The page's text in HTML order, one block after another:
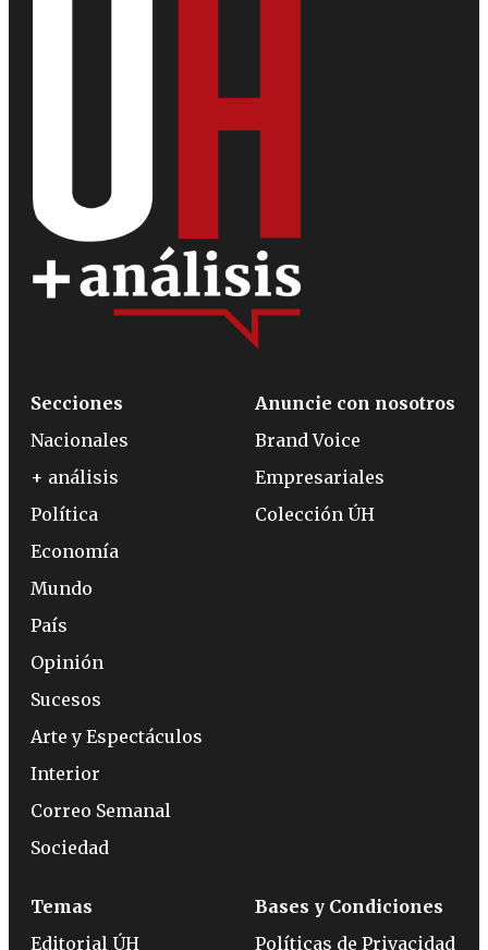
Secciones
Nacionales
+ análisis
Política
Economía
Mundo
País
Opinión
Sucesos
Arte y Espectáculos
Interior
Correo Semanal
Sociedad
Anuncie con nosotros
Brand Voice
Empresariales
Colección ÚH
Temas
Editorial ÚH
Bases y Condiciones
Políticas de Privacidad